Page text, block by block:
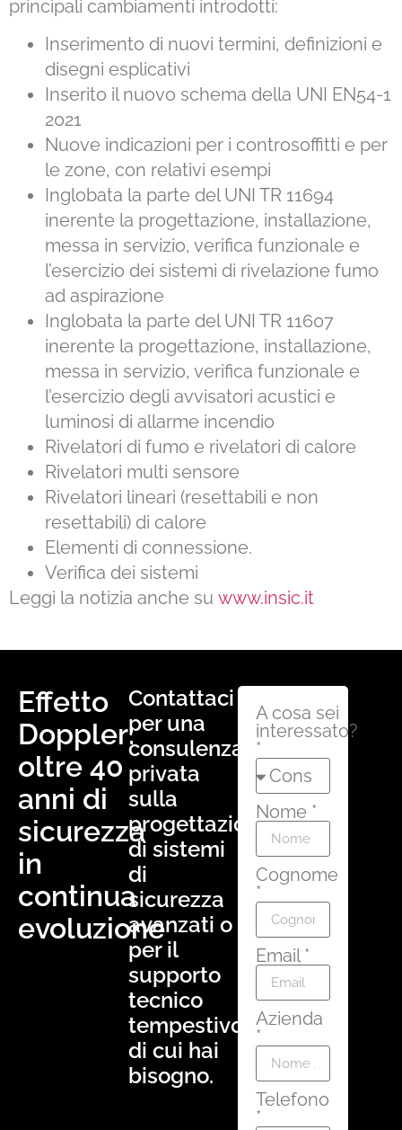
principali cambiamenti introdotti:
Inserimento di nuovi termini, definizioni e
disegni esplicativi
Inserito il nuovo schema della UNI EN54-1
2021
Nuove indicazioni per i controsoffitti e per
le zone, con relativi esempi
Inglobata la parte del UNI TR 11694
inerente la progettazione, installazione,
messa in servizio, verifica funzionale e
l’esercizio dei sistemi di rivelazione fumo
ad aspirazione
Inglobata la parte del UNI TR 11607
inerente la progettazione, installazione,
messa in servizio, verifica funzionale e
l’esercizio degli avvisatori acustici e
luminosi di allarme incendio
Rivelatori di fumo e rivelatori di calore
Rivelatori multi sensore
Rivelatori lineari (resettabili e non
resettabili) di calore
Elementi di connessione.
Verifica dei sistemi
Leggi la notizia anche su www.insic.it
Effetto
Doppler:
oltre 40
anni di
sicurezza
in
continua
evoluzione
Contattaci
per una
consulenza
privata
sulla
progettazione
di sistemi
di
sicurezza
avanzati o
per il
supporto
tecnico
tempestivo
di cui hai
bisogno.
A cosa sei
interessato?
*
Nome *
Cognome
*
Email *
Azienda
*
Telefono
*